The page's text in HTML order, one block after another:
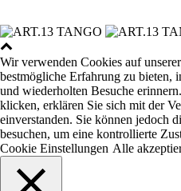
Wir verwenden Cookies auf
bestmögliche Erfahrung zu bieten,
und wiederholten Besuche
klicken, erklären Sie sich mit der
einverstanden. Sie können jedoch
besuchen, um eine kontrollierte
Cookie Einstellungen Alle